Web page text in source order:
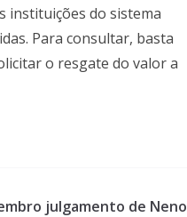
instituições do sistema
Para consultar, basta
o resgate do valor a
julgamento de Neno